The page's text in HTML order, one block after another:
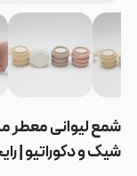
شمع لیوانی معطر
شیک و دکوراتیو |